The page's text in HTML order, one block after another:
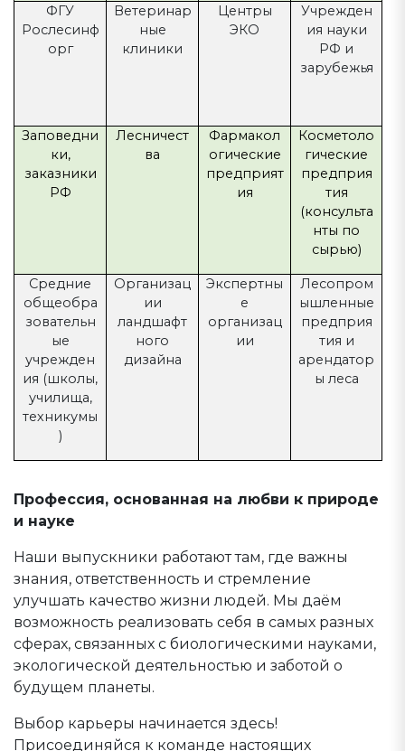
ФГУ
Рослесинф
орг
Ветеринар
ные
клиники
Центры
ЭКО
Учрежден
ия науки
РФ и
зарубежья
Заповедни
ки,
заказники
РФ
Лесничест
ва
Фармакол
огические
предприят
ия
Косметоло
гические
предприя
тия
(консульта
нты по
сырью)
Средние
общеобра
зовательн
ые
учрежден
ия (школы,
училища,
техникумы
)
Организац
ии
ландшафт
ного
дизайна
Экспертны
е
организац
ии
Лесопром
ышленные
предприя
тия и
арендатор
ы леса
Профессия, основанная на любви к природе
и науке
Наши выпускники работают там, где важны
знания, ответственность и стремление
улучшать качество жизни людей. Мы даём
возможность реализовать себя в самых разных
сферах, связанных с биологическими науками,
экологической деятельностью и заботой о
будущем планеты.
Выбор карьеры начинается здесь!
Присоединяйся к команде настоящих